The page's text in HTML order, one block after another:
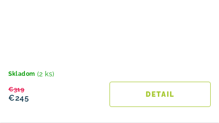
Skladom (2 ks)
€245
€319
DETAIL